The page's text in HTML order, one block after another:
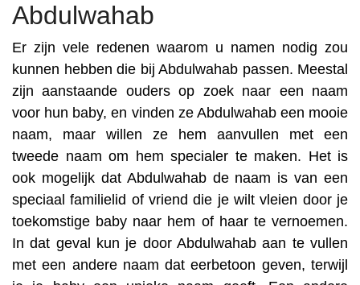
Abdulwahab
Er zijn vele redenen waarom u namen nodig zou
kunnen hebben die bij Abdulwahab passen. Meestal
zijn aanstaande ouders op zoek naar een naam
voor hun baby, en vinden ze Abdulwahab een mooie
naam, maar willen ze hem aanvullen met een
tweede naam om hem specialer te maken. Het is
ook mogelijk dat Abdulwahab de naam is van een
speciaal familielid of vriend die je wilt vleien door je
toekomstige baby naar hem of haar te vernoemen.
In dat geval kun je door Abdulwahab aan te vullen
met een andere naam dat eerbetoon geven, terwijl